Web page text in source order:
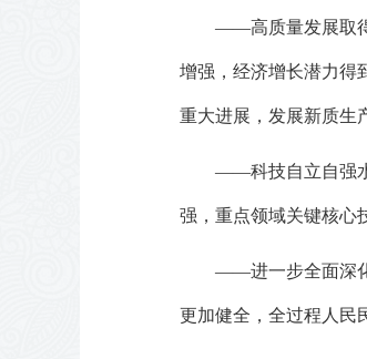
——高质量发展取
增强，经济增长潜力得
重大进展，发展新质生
——科技自立自强
强，重点领域关键核心
——进一步全面深化
更加健全，全过程人民